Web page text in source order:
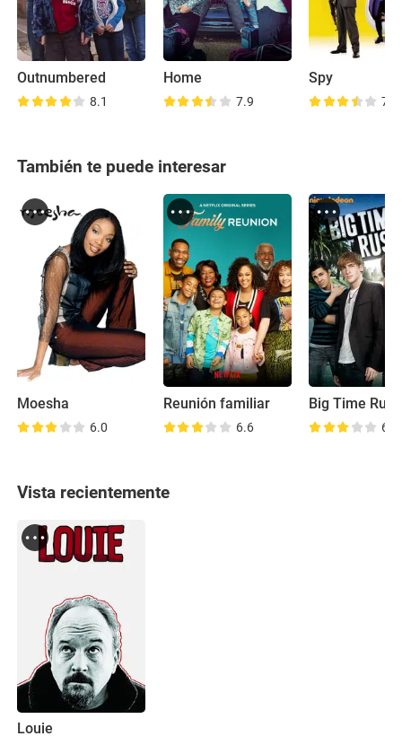
Outnumbered
8.1
Home
7.9
Spy
7.9
También te puede interesar
Moesha
6.0
Reunión familiar
6.6
Big Time Rush
6.8
Vista recientemente
Louie